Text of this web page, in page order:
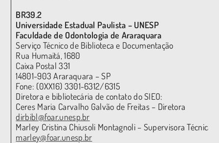
BR39.2
Universidade Estadual Paulista – UNESP
Faculdade de Odontologia de Araraquara
Serviço Técnico de Biblioteca e Documentação
Rua Humaitá, 1680
Caixa Postal 331
14801-903 Araraquara – SP
Fone: (0XX16) 3301-6312/6315
Diretora e bibliotecária de contato do SIEO:
Ceres Maria Carvalho Galvão de Freitas – Diretora
dirbibl@foar.unesp.br
Marley Cristina Chiusoli Montagnoli – Supervisora Técnica
marley@foar.unesp.br